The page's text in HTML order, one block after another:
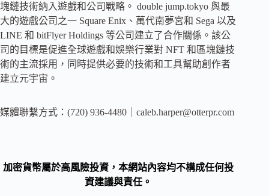
塊鏈技術納入遊戲和公司戰略。 double jump.tokyo 與最
大的遊戲公司之一 Square Enix、萬代南夢宮和 Sega 以及
LINE 和 bitFlyer Holdings 等公司建立了合作關係。該公
司的目標是促進全球遊戲和娛樂行業對 NFT 和區塊鏈技
術的主流採用，同時提供必要的技術和工具幫助創作者
建立元宇宙。
媒體聯繫方式：(720) 936-4480｜ caleb.harper@otterpr.com
加密貨幣屬於高風險投資，本網站內容均不構成任何投
資建議與責任。